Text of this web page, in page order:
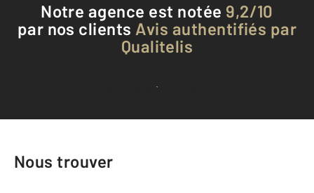
Notre agence est notée 9,2/10
par nos clients Avis authentifiés par
Qualitelis
Voir tous les avis clients
Nous trouver